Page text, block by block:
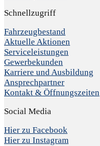
Schnellzugriff
Fahrzeugbestand
Aktuelle Aktionen
Serviceleistungen
Gewerbekunden
Karriere und Ausbildung
Ansprechpartner
Kontakt & Öffnungszeiten
Social Media
Hier zu Facebook
Hier zu Instagram